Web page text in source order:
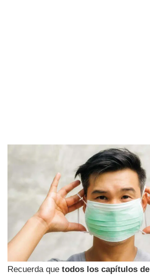
Recuerda que todos los capí­tulos de